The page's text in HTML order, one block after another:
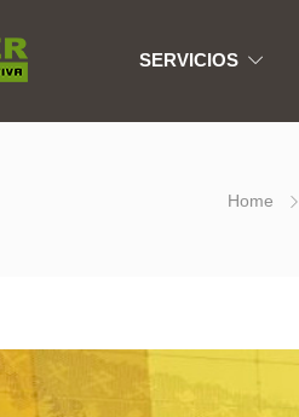
SERVICIOS
Home